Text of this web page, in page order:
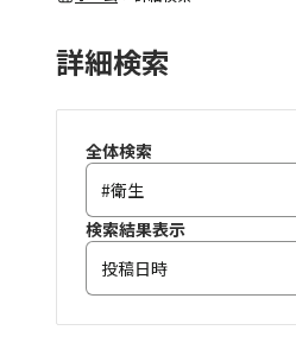
詳細検索
全体検索
検索結果表示
投稿日時